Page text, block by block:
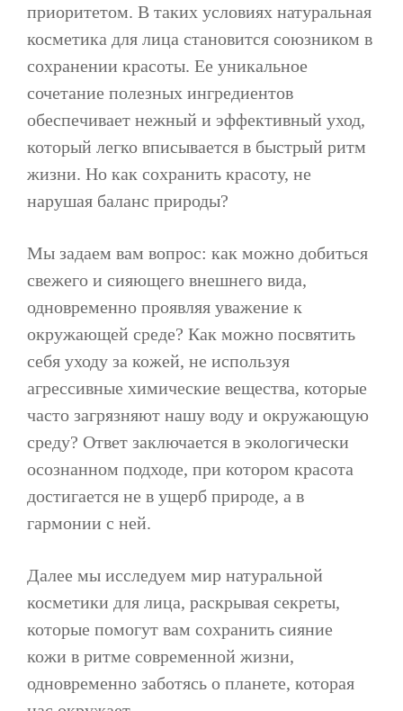
приоритетом. В таких условиях натуральная
косметика для лица становится союзником в
сохранении красоты. Ее уникальное
сочетание полезных ингредиентов
обеспечивает нежный и эффективный уход,
который легко вписывается в быстрый ритм
жизни. Но как сохранить красоту, не
нарушая баланс природы?
Мы задаем вам вопрос: как можно добиться
свежего и сияющего внешнего вида,
одновременно проявляя уважение к
окружающей среде? Как можно посвятить
себя уходу за кожей, не используя
агрессивные химические вещества, которые
часто загрязняют нашу воду и окружающую
среду? Ответ заключается в экологически
осознанном подходе, при котором красота
достигается не в ущерб природе, а в
гармонии с ней.
Далее мы исследуем мир натуральной
косметики для лица, раскрывая секреты,
которые помогут вам сохранить сияние
кожи в ритме современной жизни,
одновременно заботясь о планете, которая